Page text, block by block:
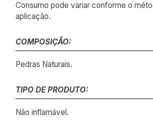
Consumo pode variar conforme o
aplicação.
COMPOSIÇÃO:
Pedras Naturais.
TIPO DE PRODUTO:
Não inflamável.